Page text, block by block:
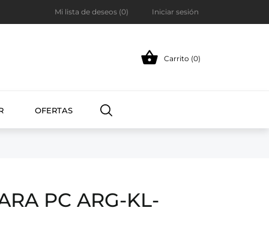
Mi lista de deseos (0) Iniciar sesión
 Carrito (0)
OFERTAS
PC ARG-KL-